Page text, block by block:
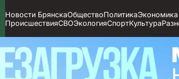
Новости БрянскаОбществоПолитикаЭкономика
ПроисшествияСВОЭкологияСпортКультура